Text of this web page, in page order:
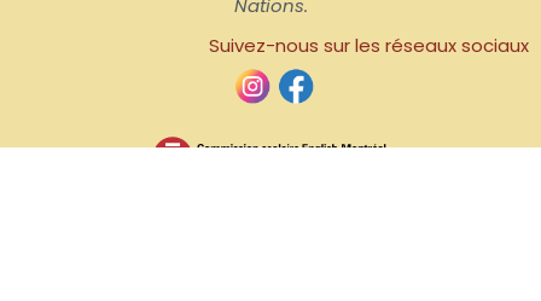
Nations.
Suivez-nous sur les réseaux sociaux